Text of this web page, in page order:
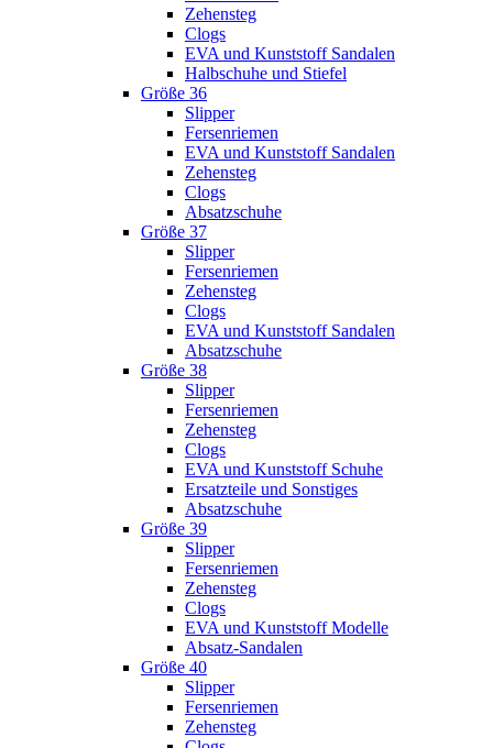
Zehensteg
Clogs
EVA und Kunststoff Sandalen
Halbschuhe und Stiefel
Größe 36
Slipper
Fersenriemen
EVA und Kunststoff Sandalen
Zehensteg
Clogs
Absatzschuhe
Größe 37
Slipper
Fersenriemen
Zehensteg
Clogs
EVA und Kunststoff Sandalen
Absatzschuhe
Größe 38
Slipper
Fersenriemen
Zehensteg
Clogs
EVA und Kunststoff Schuhe
Ersatzteile und Sonstiges
Absatzschuhe
Größe 39
Slipper
Fersenriemen
Zehensteg
Clogs
EVA und Kunststoff Modelle
Absatz-Sandalen
Größe 40
Slipper
Fersenriemen
Zehensteg